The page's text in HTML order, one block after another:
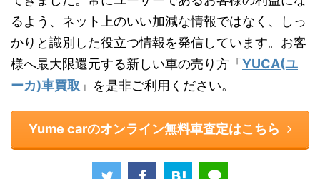
るよう、ネット上のいい加減な情報ではなく、しっ
かりと識別した役立つ情報を発信しています。お客
様へ最大限還元する新しい車の売り方「 YUCA(ユ
ーカ)車買取 」を是非ご利用ください。
Yume carのオンライン無料車査定はこちら